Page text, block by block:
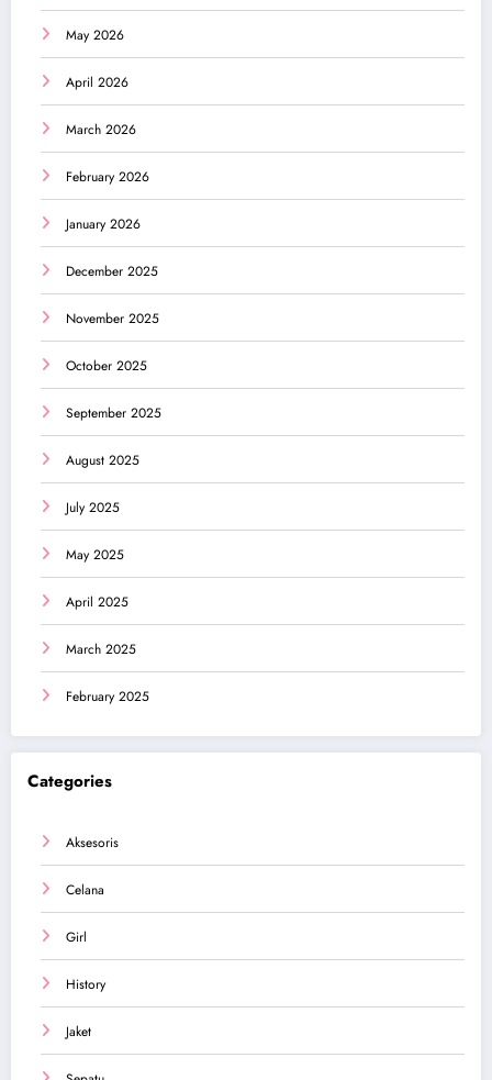
May 2026
April 2026
March 2026
February 2026
January 2026
December 2025
November 2025
October 2025
September 2025
August 2025
July 2025
May 2025
April 2025
March 2025
February 2025
Categories
Aksesoris
Celana
Girl
History
Jaket